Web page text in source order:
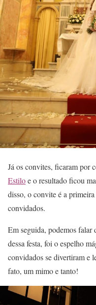
Já os convites, ficaram por
Estiloe o resultado ficou
disso, o convite é a
convidados.
Em seguida, podemos falar
dessa festa, foi o espelho
convidados se divertiram e
fato, um mimo e tanto!